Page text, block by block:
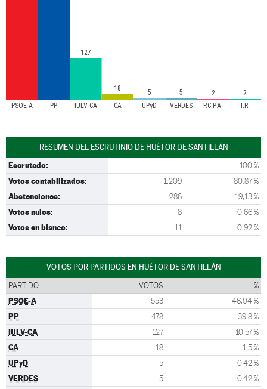
PSOE-A PP IULV-CA CA UPyD VERDES P.C.P.A. I.R.
127
18 5 5 2 2
RESUMEN DEL ESCRUTINIO DE HUÉTOR DE SANTILLÁN
Escrutado: 100 %
Votos contabilizados: 1.209 80,87 %
Abstenciones: 286 19,13 %
Votos nulos: 8 0,66 %
Votos en blanco: 11 0,92 %
VOTOS POR PARTIDOS EN HUÉTOR DE SANTILLÁN
PARTIDO VOTOS %
PSOE-A 553 46,04 %
PP 478 39,8 %
IULV-CA 127 10,57 %
CA 18 1,5 %
UPyD 5 0,42 %
VERDES 5 0,42 %